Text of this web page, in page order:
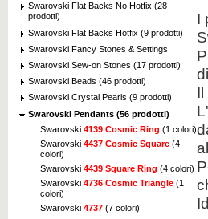
Swarovski Flat Backs No Hotfix (28
prodotti)
Swarovski Flat Backs Hotfix (9 prodotti)
Swarovski Fancy Stones & Settings
Swarovski Sew-on Stones (17 prodotti)
Swarovski Beads (46 prodotti)
Swarovski Crystal Pearls (9 prodotti)
Swarovski Pendants (56 prodotti)
Swarovski 4139 Cosmic Ring (1 colori)
Swarovski 4437 Cosmic Square (4
colori)
Swarovski 4439 Square Ring (4 colori)
Swarovski 4736 Cosmic Triangle (1
colori)
Swarovski 4737 (7 colori)
I